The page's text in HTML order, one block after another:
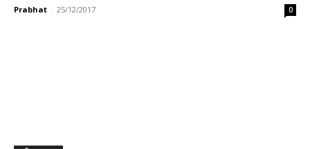
Prabhat - 25/12/2017 0